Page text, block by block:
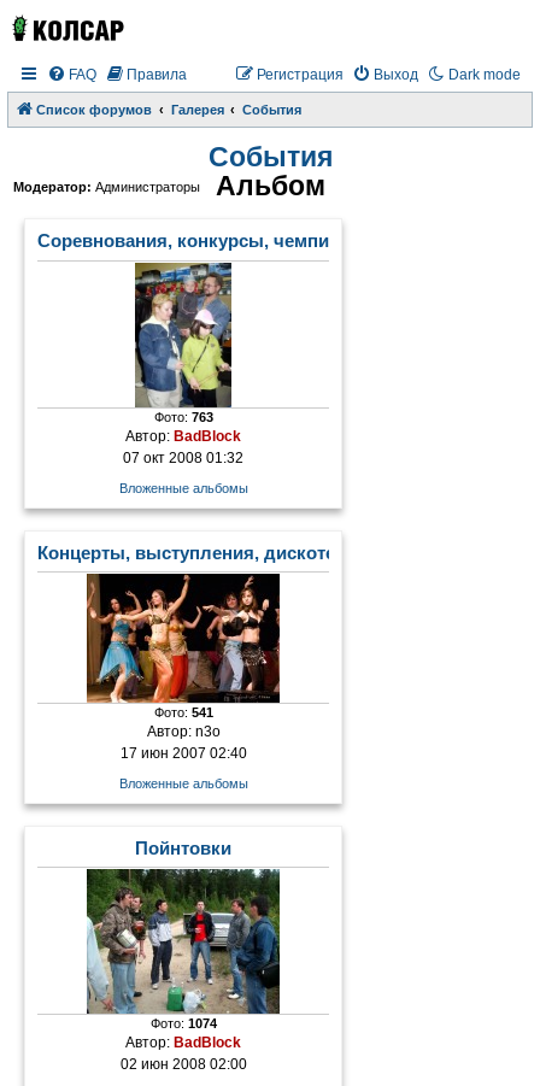
Dark mode
FAQ Правила Выход
Регистрация
Список форумов Галерея События
События
Модератор: Администраторы Альбом
Соревнования, конкурсы, чемпионаты
Фото: 763
Автор:BadBlock
07 окт 2008 01:32
Вложенные альбомы
Концерты, выступления, дискотеки
Фото: 541
Автор: n3o
17 июн 2007 02:40
Вложенные альбомы
Пойнтовки
Фото: 1074
Автор: BadBlock
02 июн 2008 02:00